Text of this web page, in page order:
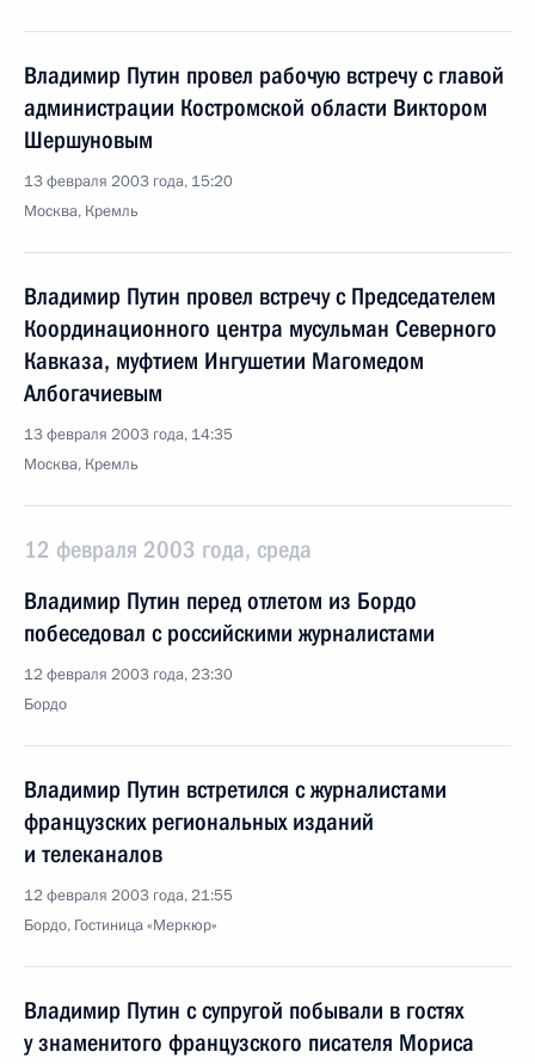
Владимир Путин провел рабочую встречу с главой
администрации Костромской области Виктором
Шершуновым
13 февраля 2003 года, 15:20
Москва, Кремль
Владимир Путин провел встречу с Председателем
Координационного центра мусульман Северного
Кавказа, муфтием Ингушетии Магомедом
Албогачиевым
13 февраля 2003 года, 14:35
Москва, Кремль
12 февраля 2003 года, среда
Владимир Путин перед отлетом из Бордо
побеседовал с российскими журналистами
12 февраля 2003 года, 23:30
Бордо
Владимир Путин встретился с журналистами
французских региональных изданий
и телеканалов
12 февраля 2003 года, 21:55
Бордо, Гостиница «Меркюр»
Владимир Путин с супругой побывали в гостях
у знаменитого французского писателя Мориса